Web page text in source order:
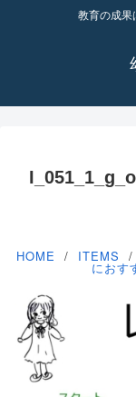
教育の成果
HOME ITEMS
におす